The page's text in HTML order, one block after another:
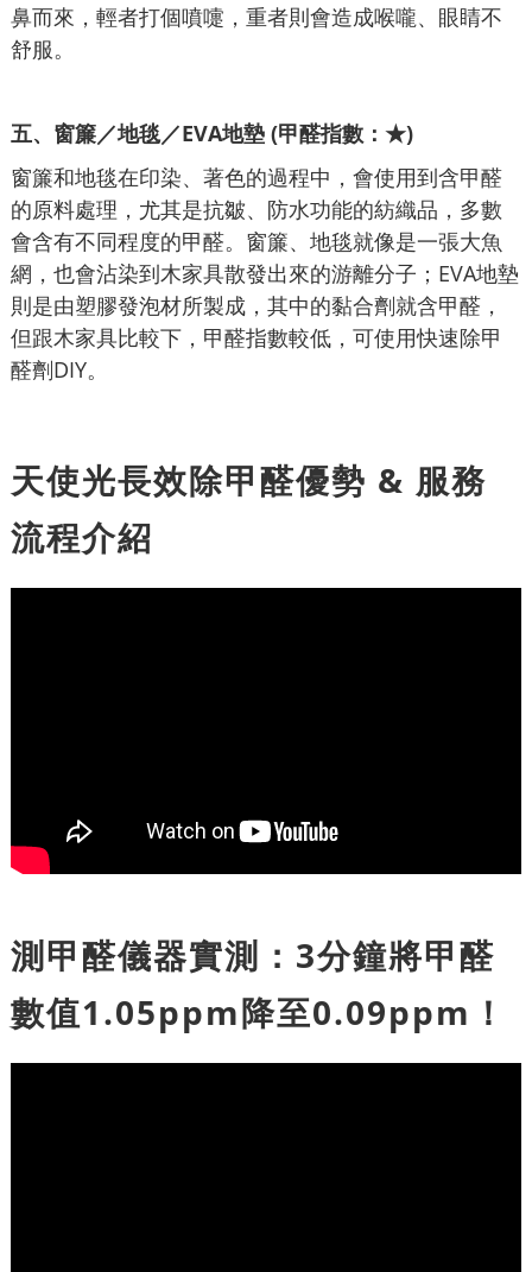
鼻而來，輕者打個噴嚏，重者則會造成喉嚨、眼睛不
舒服。
五、 窗簾／地毯／EVA地墊 (甲醛指數：★)
窗簾和地毯在印染、著色的過程中，會使用到含甲醛
的原料處理，尤其是抗皺、防水功能的紡織品，多數
會含有不同程度的甲醛。窗簾、地毯就像是一張大魚
網，也會沾染到木家具散發出來的游離分子；EVA地墊
則是由塑膠發泡材所製成，其中的黏合劑就含甲醛，
但跟木家具比較下，甲醛指數較低，可使用快速除甲
醛劑DIY。
天使光長效除甲醛優勢 & 服務
流程介紹
測甲醛儀器實測：3分鐘將甲醛
數值1.05ppm降至0.09ppm！